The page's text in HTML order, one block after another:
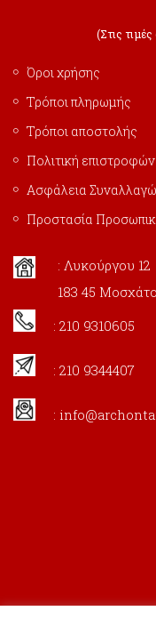
(Στις
Όροι χρήσης
Τρόποι πληρωμής
Τρόποι αποστολής
Πολιτική επιστροφών
Ασφάλεια
Προστασία
: Λυκούργου 12
183 45
: 210 9310605
: 210 9344407
: